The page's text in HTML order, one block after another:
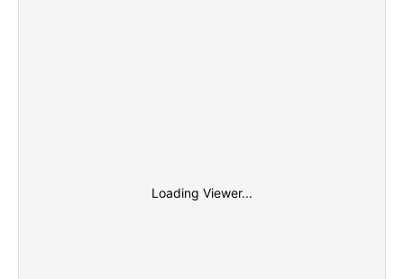
Loading Viewer...